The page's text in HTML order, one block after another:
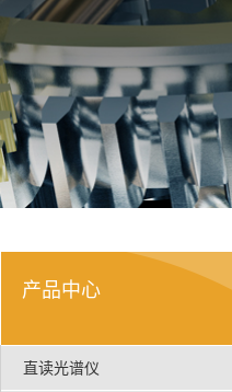
产品中心
直读光谱仪